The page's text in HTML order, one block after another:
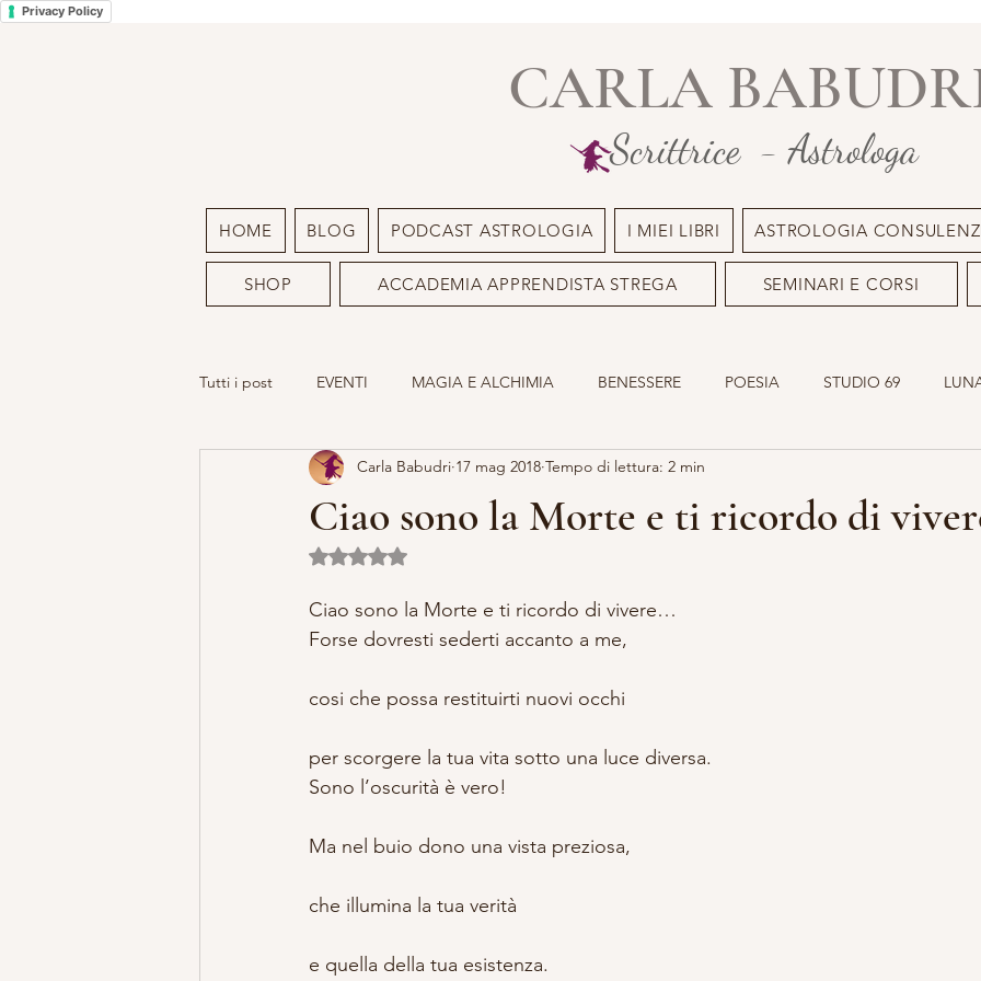
Privacy Policy
CARLA
Scrittrice - Astrologa
HOME BLOG PODCAST ASTROLOGIA I MIEI LIBRI ASTROLOGIA
SHOP ACCADEMIA APPRENDISTA STREGA SEMINARI E CORSI
Tutti i post EVENTI MAGIA E ALCHIMIA BENESSERE POESIA STUDIO 69
LA MIA ARTE SACRO FEMMINILE OLISTICO SACRO MASCHILE
MISTERO E ARTE
LILLYBET BAMBOLINE STORIA E OCCULTISMO
Ciao sono la Morte e ti ricordo di
Carla Babudri 17 mag 2018 Tempo di lettura: 2 min
Valutazione NaN stelle su 5.
Ciao sono la Morte e ti ricordo di vivere…
Forse dovresti sederti accanto a me,
cosi che possa restituirti nuovi occhi
per scorgere la tua vita sotto una luce diversa.
Sono l’oscurità è vero!
Ma nel buio dono una vista preziosa,
che illumina la tua verità
e quella della tua esistenza.